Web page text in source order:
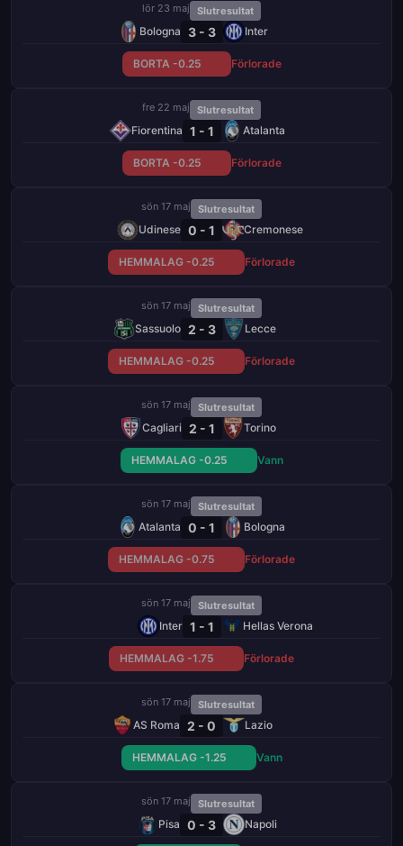
lör 23 maj Slutresultat
Bologna 3 - 3 Inter
BORTA -0.25 Förlorade
fre 22 maj Slutresultat
Fiorentina 1 - 1 Atalanta
BORTA -0.25 Förlorade
sön 17 maj Slutresultat
Udinese 0 - 1 Cremonese
HEMMALAG -0.25 Förlorade
sön 17 maj Slutresultat
Sassuolo 2 - 3 Lecce
HEMMALAG -0.25 Förlorade
sön 17 maj Slutresultat
Cagliari 2 - 1 Torino
HEMMALAG -0.25 Vann
sön 17 maj Slutresultat
Atalanta 0 - 1 Bologna
HEMMALAG -0.75 Förlorade
sön 17 maj Slutresultat
Inter 1 - 1 Hellas Verona
HEMMALAG -1.75 Förlorade
sön 17 maj Slutresultat
AS Roma 2 - 0 Lazio
HEMMALAG -1.25 Vann
sön 17 maj Slutresultat
Pisa 0 - 3 Napoli